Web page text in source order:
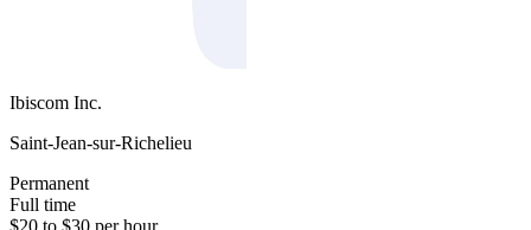
Ibiscom Inc.
Saint-Jean-sur-Richelieu
Permanent
Full time